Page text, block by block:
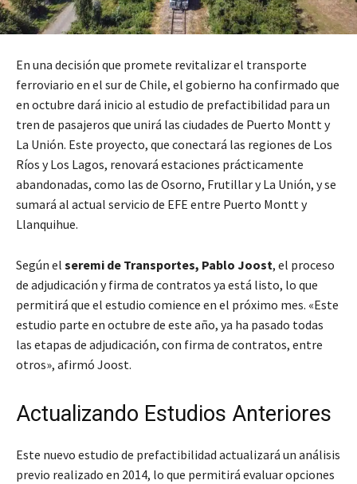
En una decisión que promete revitalizar el transporte
ferroviario en el sur de Chile, el gobierno ha confirmado que
en octubre dará inicio al estudio de prefactibilidad para un
tren de pasajeros que unirá las ciudades de Puerto Montt y
La Unión. Este proyecto, que conectará las regiones de Los
Ríos y Los Lagos, renovará estaciones prácticamente
abandonadas, como las de Osorno, Frutillar y La Unión, y se
sumará al actual servicio de EFE entre Puerto Montt y
Llanquihue.
Según el seremi de Transportes, Pablo Joost, el proceso
de adjudicación y firma de contratos ya está listo, lo que
permitirá que el estudio comience en el próximo mes. «Este
estudio parte en octubre de este año, ya ha pasado todas
las etapas de adjudicación, con firma de contratos, entre
otros», afirmó Joost.
Actualizando Estudios Anteriores
Este nuevo estudio de prefactibilidad actualizará un análisis
previo realizado en 2014, lo que permitirá evaluar opciones